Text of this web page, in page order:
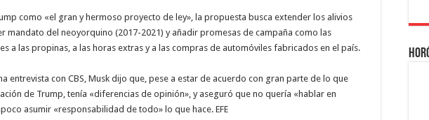
como «el gran y hermoso proyecto de ley», la propuesta busca extender los alivios
mandato del neoyorquino (2017-2021) y añadir promesas de campaña como las
a las propinas, a las horas extras y a las compras de automóviles fabricados en el país.
entrevista con CBS, Musk dijo que, pese a estar de acuerdo con gran parte de lo que
de Trump, tenía «diferencias de opinión», y aseguró que no quería «hablar en
asumir «responsabilidad de todo» lo que hace. EFE